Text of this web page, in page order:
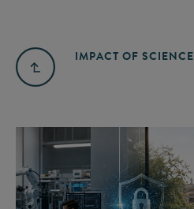
IMPACT OF SCIENCE